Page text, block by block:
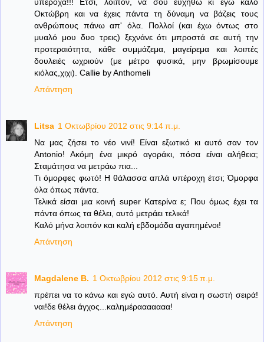
Οκτώβρη και να έχεις πάντα τη δύναμη να βάζεις τους
ανθρώπους πάνω απ' όλα. Πολλοί (και έχω όντως στο
μυαλό μου δυο τρεις) ξεχνάνε ότι μπροστά σε αυτή την
προτεραιότητα, κάθε συμμάζεμα, μαγείρεμα και λοιπές
δουλειές ωχριούν (με μέτρο φυσικά, μην βρωμίσουμε
κιόλας,χιχι). Callie by Anthomeli
Απάντηση
Litsa 1 Οκτωβρίου 2012 στις 9:14 π.μ.
Να μας ζήσει το νέο νινί! Είναι εξωτικό κι αυτό σαν τον
Antonio! Ακόμη ένα μικρό αγοράκι, πόσα είναι αλήθεια;
Σταμάτησα να μετράω πια...
Τι όμορφες φωτό! Η θάλασσα απλά υπέροχη έτσι; Όμορφα
όλα όπως πάντα.
Τελικά είσαι μια κοινή super Κατερίνα ε; Που όμως έχει τα
πάντα όπως τα θέλει, αυτό μετράει τελικά!
Καλό μήνα λοιπόν και καλή εβδομάδα αγαπημένοι!
Απάντηση
Magdalene B. 1 Οκτωβρίου 2012 στις 9:15 π.μ.
πρέπει να το κάνω και εγώ αυτό. Αυτή είναι η σωστή σειρά!
ναι!δε θέλει άγχος...καλημέρααααααα!
Απάντηση